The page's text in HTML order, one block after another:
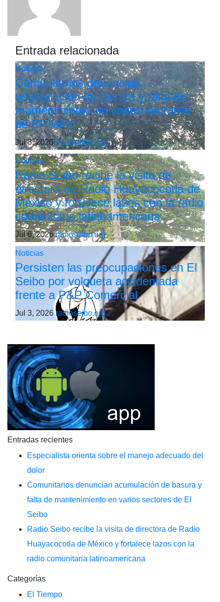
Entrada relacionada
Noticias
Comunitarios denuncian
acumulación de basura y falta de
mantenimiento en varios sectores
de El Seibo
Jul 8, 2026radioseibo.org
Noticias
Radio Seibo recibe la visita de
directora de Radio Huayacocotla de
México y fortalece lazos con la radio
comunitaria latinoamericana
Jul 6, 2026radioseibo.org
Noticias
Persisten las preocupaciones en El
Seibo por volqueta accidentada
frente a P&P Comercial
Jul 3, 2026radioseibo.org
Entradas recientes
Especialista orienta sobre el manejo adecuado del
dolor
Comunitarios denuncian acumulación de basura y
falta de mantenimiento en varios sectores de El
Seibo
Radio Seibo recibe la visita de directora de Radio
Huayacocotla de México y fortalece lazos con la
radio comunitaria latinoamericana
Categorías
El Tiempo